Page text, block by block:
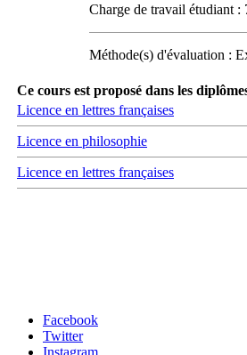
Charge de travail étudiant :
Méthode(s) d'évaluation :
Ce cours est proposé dans les
Licence en lettres françaises
Licence en philosophie
Licence en lettres françaises
Facebook
Twitter